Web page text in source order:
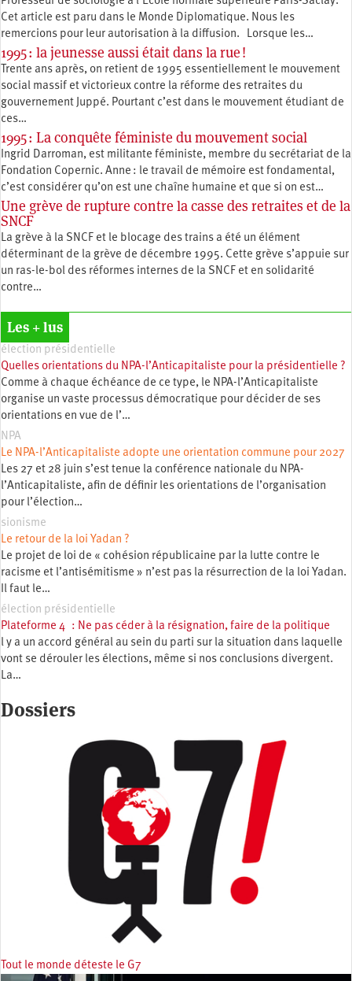
Cet article est paru dans le Monde Diplomatique. Nous les
remercions pour leur autorisation à la diffusion. Lorsque les…
1995 : la jeunesse aussi était dans la rue !
Trente ans après, on retient de 1995 essentiellement le mouvement
social massif et victorieux contre la réforme des retraites du
gouvernement Juppé. Pourtant c’est dans le mouvement étudiant de
ces…
1995 : La conquête féministe du mouvement social
Ingrid Darroman, est militante féministe, membre du secrétariat de la
Fondation Copernic. Anne : le travail de mémoire est fondamental,
c’est considérer qu’on est une chaîne humaine et que si on est…
Une grève de rupture contre la casse des retraites et de la
SNCF
La grève à la SNCF et le blocage des trains a été un élément
déterminant de la grève de décembre 1995. Cette grève s’appuie sur
un ras-le-bol des réformes internes de la SNCF et en solidarité
contre…
Les + lus
élection présidentielle
Quelles orientations du NPA-l’Anticapitaliste pour la présidentielle ?
Comme à chaque échéance de ce type, le NPA-l’Anticapitaliste
organise un vaste processus démocratique pour décider de ses
orientations en vue de l’…
NPA
Le NPA-l’Anticapitaliste adopte une orientation commune pour 2027
Les 27 et 28 juin s’est tenue la conférence nationale du NPA-
l’Anticapitaliste, afin de définir les orientations de l’organisation
pour l’élection…
sionisme
Le retour de la loi Yadan ?
Le projet de loi de « cohésion républicaine par la lutte contre le
racisme et l’antisémitisme » n’est pas la résurrection de la loi Yadan.
Il faut le…
élection présidentielle
Plateforme 4 : Ne pas céder à la résignation, faire de la politique
l y a un accord général au sein du parti sur la situation dans laquelle
vont se dérouler les élections, même si nos conclusions divergent.
La…
Dossiers
Tout le monde déteste le G7